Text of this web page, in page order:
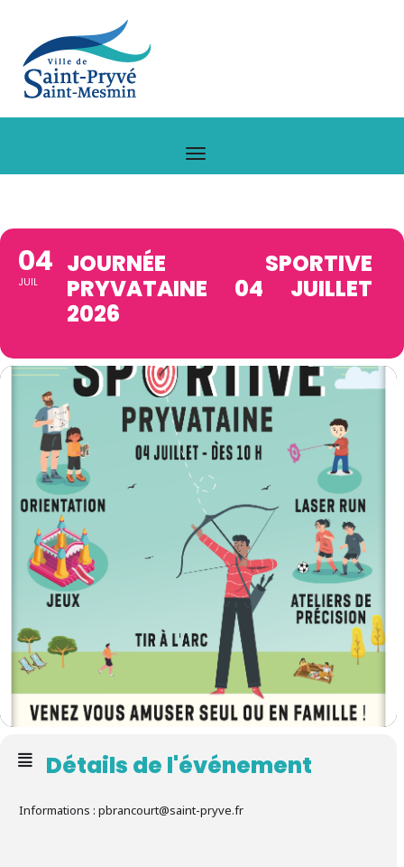
04
JUIL
JOURNÉE SPORTIVE
PRYVATAINE 04 JUILLET
2026
Détails de l'événement
Informations : pbrancourt@saint-pryve.fr